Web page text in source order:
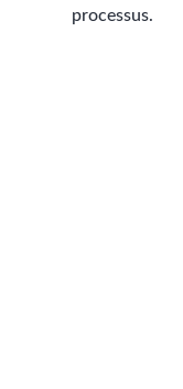
processus.